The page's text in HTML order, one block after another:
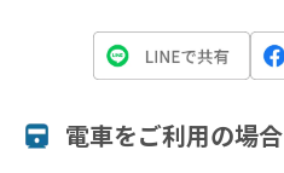
電⾞をご利⽤の場合